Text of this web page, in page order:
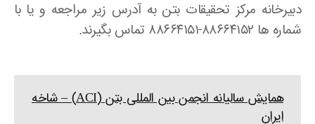
دبیرخانه مرکز تحقیقات بتن به آدرس زیر مراجعه و یا با
شماره ها ۸۸۶۶۴۱۵۲-۸۸۶۶۴۱۵۱ تماس بگیرند.
همایش سالیانه انجمن بین المللی بتن (ACI) – شاخه
ایران